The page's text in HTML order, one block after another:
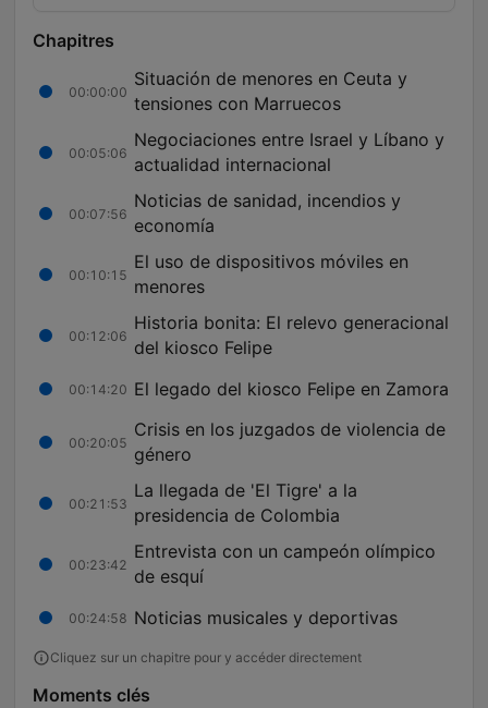
Chapitres
00:00:00
Situación de menores en Ceuta y
tensiones con Marruecos
00:05:06
Negociaciones entre Israel y Líbano y
actualidad internacional
00:07:56
Noticias de sanidad, incendios y
economía
00:10:15
El uso de dispositivos móviles en
menores
00:12:06
Historia bonita: El relevo generacional
del kiosco Felipe
00:14:20 El legado del kiosco Felipe en Zamora
00:20:05
Crisis en los juzgados de violencia de
género
00:21:53
La llegada de 'El Tigre' a la
presidencia de Colombia
00:23:42
Entrevista con un campeón olímpico
de esquí
00:24:58 Noticias musicales y deportivas
Cliquez sur un chapitre pour y accéder directement
Moments clés